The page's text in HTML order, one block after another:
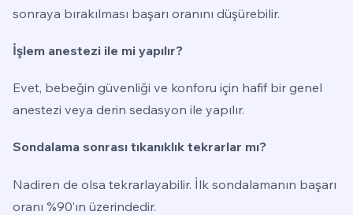
sonraya bırakılması başarı oranını düşürebilir.
İşlem anestezi ile mi yapılır?
Evet, bebeğin güvenliği ve konforu için hafif bir genel
anestezi veya derin sedasyon ile yapılır.
Sondalama sonrası tıkanıklık tekrarlar mı?
Nadiren de olsa tekrarlayabilir. İlk sondalamanın başarı
oranı %90’ın üzerindedir.